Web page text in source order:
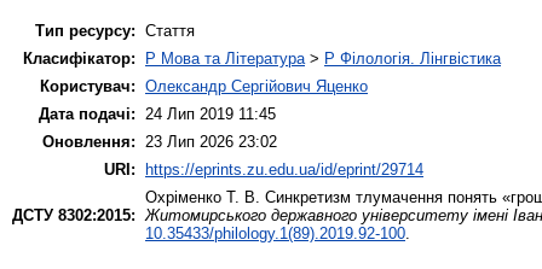
Тип ресурсу: Стаття
Класифікатор:
P Мова та Література > P Філологія. Лінгвістика
Користувач: Олександр Сергійович Яценко
Дата подачі:
24 Лип 2019 11:45
Оновлення:
23 Лип 2026 23:02
URI: https://eprints.zu.edu.ua/id/eprint/29714
ДСТУ 8302:2015:
Охріменко Т. В. Синкретизм тлумачення понять
Житомирського державного університету імені
10.35433/philology.1(89).2019.92-100